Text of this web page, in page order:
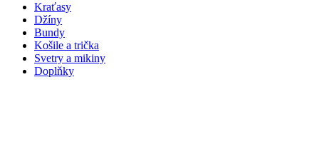
Kraťasy
Džíny
Bundy
Košile a trička
Svetry a mikiny
Doplňky